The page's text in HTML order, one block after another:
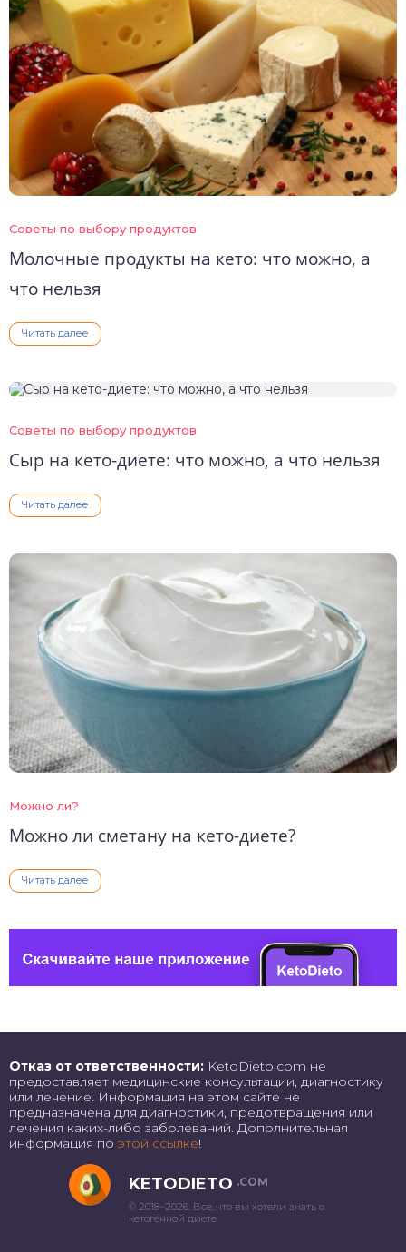
Советы по выбору продуктов
Молочные продукты на кето: что можно, а
что нельзя
Читать далее
Советы по выбору продуктов
Сыр на кето-диете: что можно, а что нельзя
Читать далее
Можно ли?
Можно ли сметану на кето-диете?
Читать далее
Отказ от ответственности: KetoDieto.com не
предоставляет медицинские консультации, диагностику
или лечение. Информация на этом сайте не
предназначена для диагностики, предотвращения или
лечения каких-либо заболеваний. Дополнительная
информация по этой ссылке!
KETODIETO .COM
© 2018–2026. Все, что вы хотели знать о
кетогенной диете